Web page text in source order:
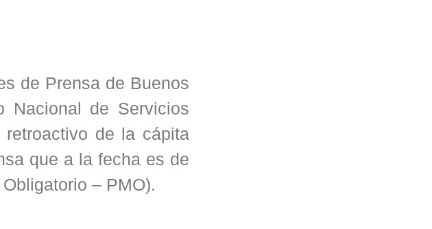
de Prensa de Buenos
Nacional de Servicios
de la cápita
que a la fecha es de
– PMO).